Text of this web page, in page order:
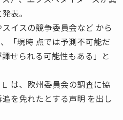
表。
イスの競争委員会など から
「現時 点では予測不可能だ
せられる可能性もある」と
は、欧州委員会の調査に協
を免れたとする声明 を出し